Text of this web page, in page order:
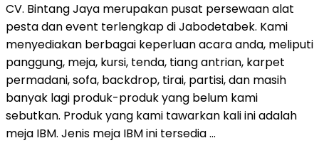
CV. Bintang Jaya merupakan pusat persewaan alat
pesta dan event terlengkap di Jabodetabek. Kami
menyediakan berbagai keperluan acara anda, meliputi
panggung, meja, kursi, tenda, tiang antrian, karpet
permadani, sofa, backdrop, tirai, partisi, dan masih
banyak lagi produk-produk yang belum kami
sebutkan. Produk yang kami tawarkan kali ini adalah
meja IBM. Jenis meja IBM ini tersedia …